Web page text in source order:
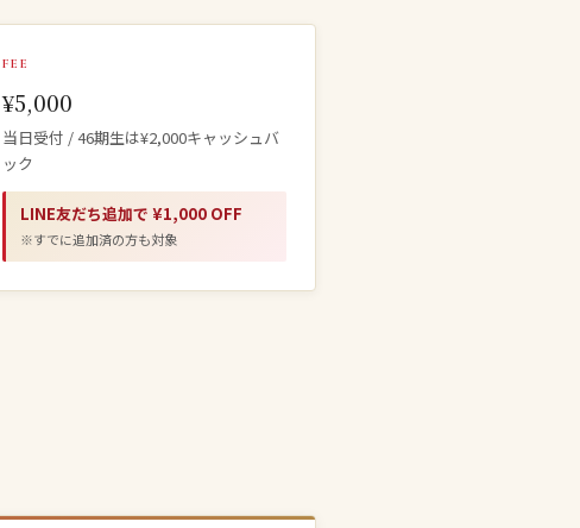
FEE
¥5,000
当日受付 / 46期生は¥2,000キャッシュバ
ック
LINE友だち追加で ¥1,000 OFF
※すでに追加済の方も対象